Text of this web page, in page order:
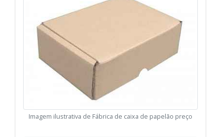
Imagem ilustrativa de Fábrica de caixa de papelão preço